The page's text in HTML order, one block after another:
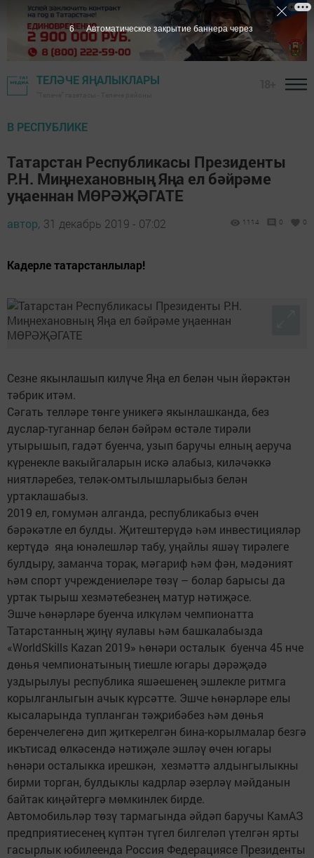
ТЕЛӘЧЕ ЯҢАЛЫКЛАРЫ
В РЕСПУБЛИКЕ
Татарстан Республикасы Президенты
Р.Н. Миңнехановның Яңа ел бәйрәме
уңаеннан МӨРӘҖӘГАТЕ
автор, 31 декабрь 2019 - 07:02 1114 0 0
Кадерле татарстанлылар!
Сезне якынлашып килүче Яңа ел белән чын йөрәктән
тәбрик итәм.
Сәгать телләре төнге уникегә якынлашканда, без
дуслар-туганнар белән бәйрәм өстәле тирәли
утырышып, гадәт буенча, узып баручы елның аеруча
күренекле вакыйгаларын искә алабыз, киләчәккә
ниятләребез, теләк-омтылышларыбыз белән
уртаклашабыз.
2019 ел, гомумән алганда, республикабыз өчен
бәрәкәтле ел булды. Җитештерүдә һәм инвестицияләр
кертүдә яңа юнәлешләр табу, уңайлы яшәү тирәлеге
булдыру, заманча торак, мәгариф һәм фән, мәдәният
һәм спорт учреждениеләре төзү – болар барысы да
уртак тырыш хезмәтебезнең матур нәтиҗәсе.
Эшче һөнәрләре буенча илкүләм чемпионатта
Татарстанның җиңү яулавы һәм башкалабызда
«WorldSkills Kazan 2019» һөнәри осталык буенча 45 нче
дөнья чемпионатының тиешле югары дәрәҗәдә
уздырылуы республика яшәешенең эшлекле ритмга
корылганлыгын ачык күрсәтте. Эшче һөнәрләре елы
кысаларында тупланган тәҗрибәбез һәм дөнья
беренчелегенә дип җиткерелгән бина-корылмалар безгә
икътисад өлкәсендә нәтиҗәле эшләү өчен югары
һөнәри осталыкка ирешкән, хезмәттә алдынгылыкны
бирми торган, булдыклы кадрлар әзерләү мәйданын
байтак киңәйтергә мөмкинлек бирде.
Автомобильләр төзү тармагында әйдәп баручы КамАЗ
предприятиесенең күптән түгел билгеләп үтелгән ярты
гасырлык юбилеенда Россия Федерациясе Президенты
5 Автоматическое закрытие баннера через